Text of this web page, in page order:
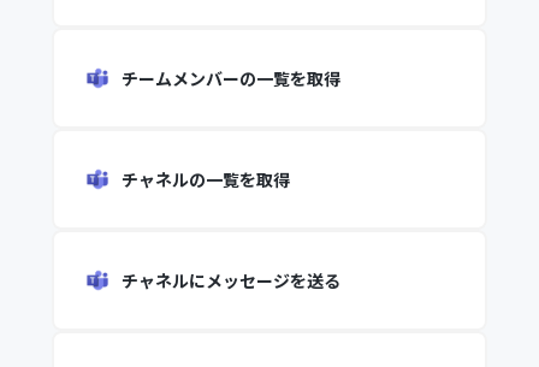
チームメンバーの一覧を取得
チャネルの一覧を取得
チャネルにメッセージを送る